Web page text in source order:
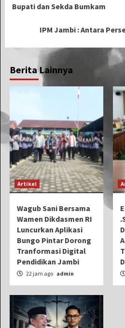
Bupati dan Sekda Bumkam
IPM Jambi : Antara
Berita Lainnya
Artikel
Wagub Sani Bersama
Wamen Dikdasmen RI
Luncurkan Aplikasi
Bungo Pintar Dorong
Tranformasi Digital
Pendidikan Jambi
22 jam ago admin